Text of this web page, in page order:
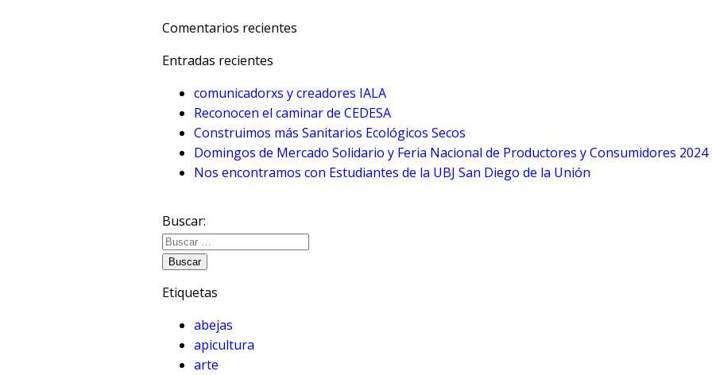
Comentarios recientes
Entradas recientes
comunicadorxs y creadores IALA
Reconocen el caminar de CEDESA
Construimos más Sanitarios Ecológicos Secos
Domingos de Mercado Solidario y Feria Nacional de Productores y Consumidores 2024
Nos encontramos con Estudiantes de la UBJ San Diego de la Unión
Buscar:
Etiquetas
abejas
apicultura
arte